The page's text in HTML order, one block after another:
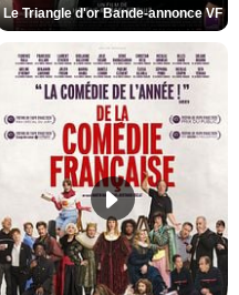
Le Triangle d'or Bande-annonce VF